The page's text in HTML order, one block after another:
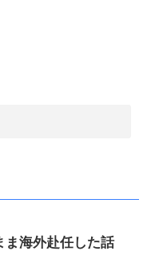
ま海外赴任した話